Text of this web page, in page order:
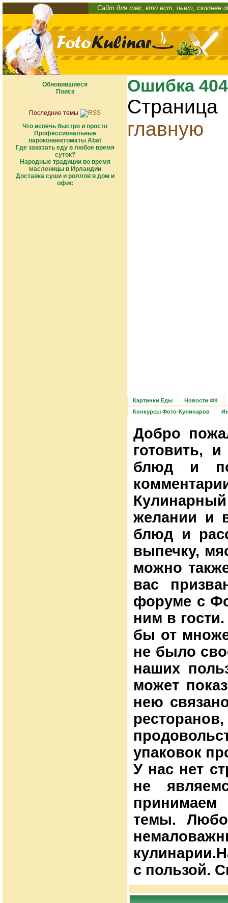
Сайт для тех, кто ест, пьет, склонен
Обновившиеся
Поиск
Последние темы
Что испечь быстро и просто
Профессиональные
пароконвектоматы Abat
Где заказать еду в любое время
суток?
Народные традиции во время
масленицы в Ирландии
Доставка суши и роллов в дом и
офис
Ошибка 404
главную
Картинки Еды
Новости ФК
Конкурсы Фото-Кулинаров
Добро
готовить,
блюд и
желании и
блюд и
выпечку,
можно
вас
форуме с
ним в
бы от
не было
наших
может
нею
упаковок
У нас нет
не
принимаем
темы.
с пользой.